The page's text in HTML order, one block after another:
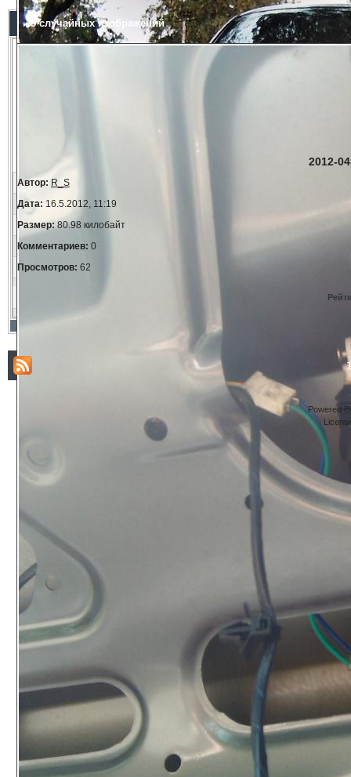
5 случайных изображений
2012-
Автор: R_S
Дата: 16.5.2012, 11:19
Размер:80.98 килобайт
Комментариев: 0
Просмотров: 62
Powered